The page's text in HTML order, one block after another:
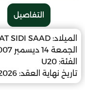
التفاصيل
الميلاد: SIDI SAAD
الجمعة 14 ديسمبر 2007
الفئة: U20
تاريخ نهاية العقد: 06-30